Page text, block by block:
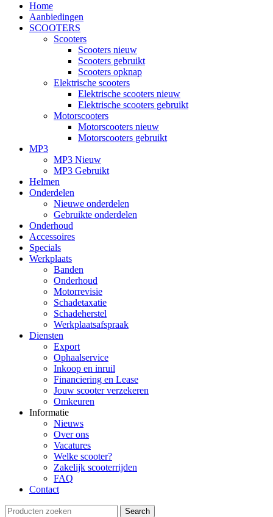
Home
Aanbiedingen
SCOOTERS
Scooters
Scooters nieuw
Scooters gebruikt
Scooters opknap
Elektrische scooters
Elektrische scooters nieuw
Elektrische scooters gebruikt
Motorscooters
Motorscooters nieuw
Motorscooters gebruikt
MP3
MP3 Nieuw
MP3 Gebruikt
Helmen
Onderdelen
Nieuwe onderdelen
Gebruikte onderdelen
Onderhoud
Accessoires
Specials
Werkplaats
Banden
Onderhoud
Motorrevisie
Schadetaxatie
Schadeherstel
Werkplaatsafspraak
Diensten
Export
Ophaalservice
Inkoop en inruil
Financiering en Lease
Jouw scooter verzekeren
Omkeuren
Informatie
Nieuws
Over ons
Vacatures
Welke scooter?
Zakelijk scooterrijden
FAQ
Contact
Search